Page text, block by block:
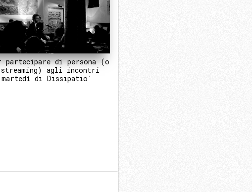
partecipare di persona (o
agli incontri
di Dissipatio'